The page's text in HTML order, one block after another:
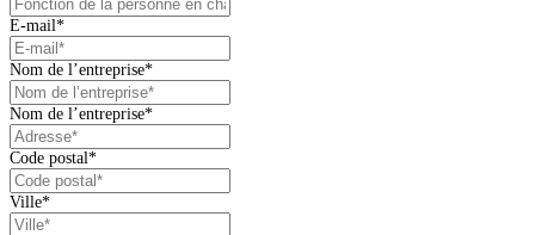
E-mail*
Nom de l’entreprise*
Nom de l’entreprise*
Code postal*
Ville*